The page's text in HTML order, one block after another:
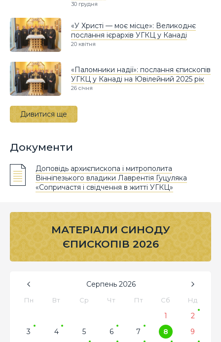
30 грудня
«У Христі — моє місце»: Великоднє
послання ієрархів УГКЦ у Канаді
20 квітня
«Паломники надії»: послання єпископів
УГКЦ у Канаді на Ювілейний 2025 рік
26 січня
Дивитися ще
Документи
Доповідь архиєпископа і митрополита
Вінніпезького владики Лаврентія Гуцуляка
«Сопричастя і свідчення в житті УГКЦ»
МАТЕРІАЛИ СИНОДУ
ЄПИСКОПІВ 2026
Серпень 2026
Пн Вт Ср Чт Пт Сб Нд
1
2
3
4 5 6 7 8
9